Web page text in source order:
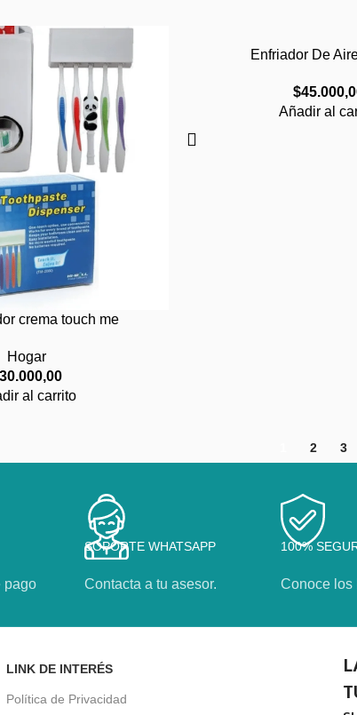
crema touch me
Hogar
al carrito
Enfriador De
$
Añadir al
2 3
pago
SOPORTE WHATSAPP
Contacta a tu asesor.
100%
Conoce los
LINK DE INTERÉS
Política de Privacidad